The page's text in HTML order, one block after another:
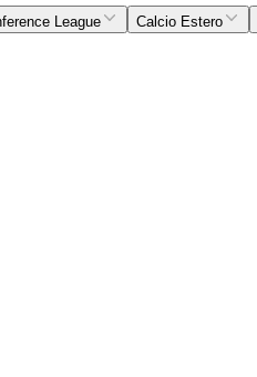
League Calcio Estero